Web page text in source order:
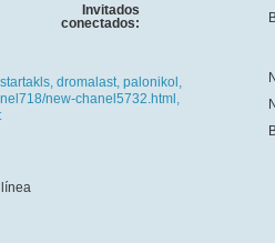
Invitados
conectados:
startakls, dromalast, palonikol,
new-chanel5732.html,